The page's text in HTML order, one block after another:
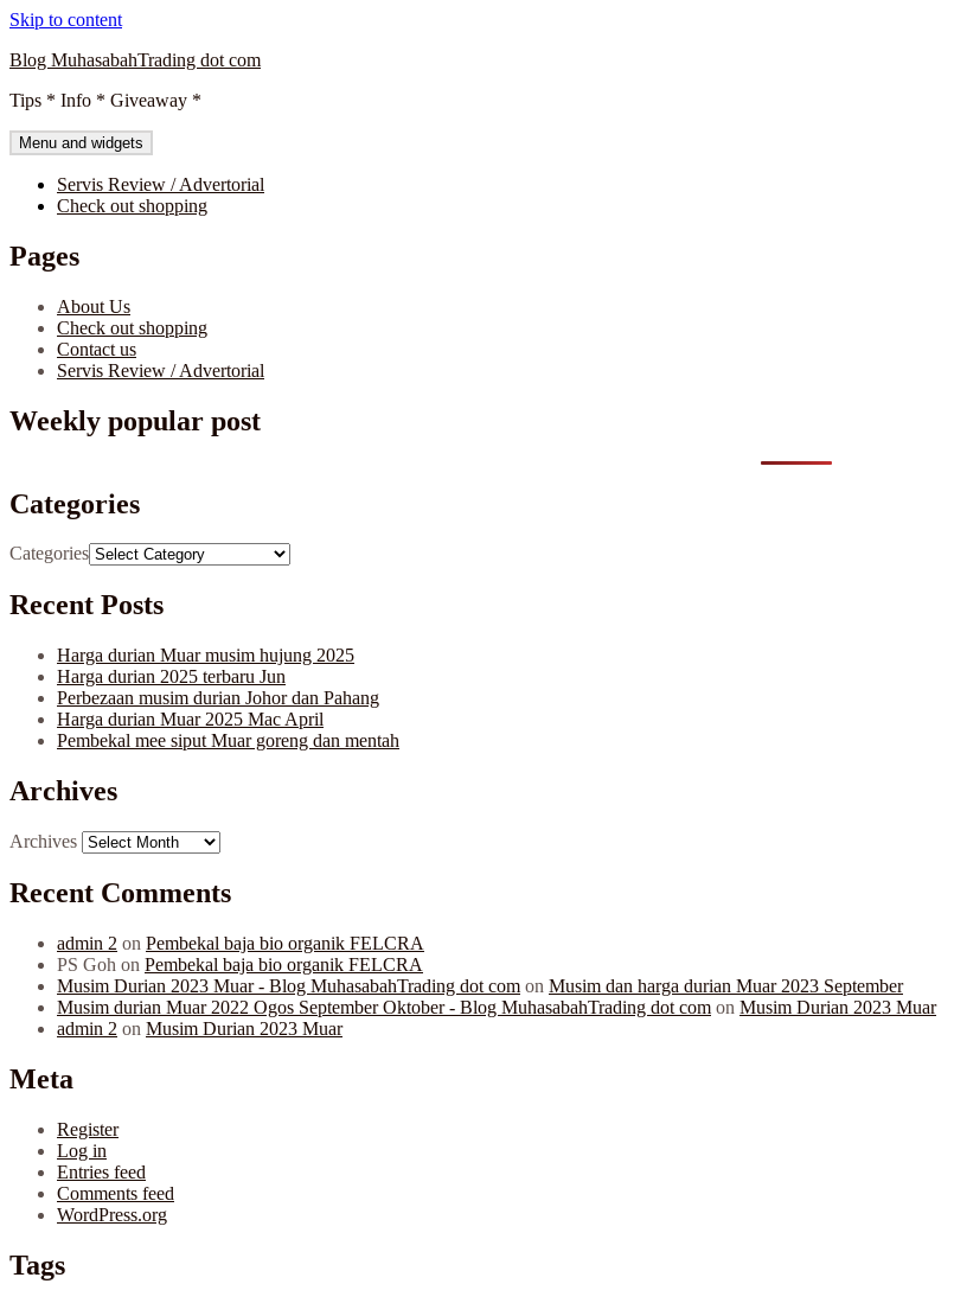
Skip to content
Blog MuhasabahTrading dot com
Tips * Info * Giveaway *
Menu and widgets
Servis Review / Advertorial
Check out shopping
Pages
About Us
Check out shopping
Contact us
Servis Review / Advertorial
Weekly popular post
Categories
Categories
Recent Posts
Harga durian Muar musim hujung 2025
Harga durian 2025 terbaru Jun
Perbezaan musim durian Johor dan Pahang
Harga durian Muar 2025 Mac April
Pembekal mee siput Muar goreng dan mentah
Archives
Archives
Recent Comments
admin 2 on Pembekal baja bio organik FELCRA
PS Goh on Pembekal baja bio organik FELCRA
Musim Durian 2023 Muar - Blog MuhasabahTrading dot com on Musim dan harga durian Muar 2023 September
Musim durian Muar 2022 Ogos September Oktober - Blog MuhasabahTrading dot com on Musim Durian 2023 Muar
admin 2 on Musim Durian 2023 Muar
Meta
Register
Log in
Entries feed
Comments feed
WordPress.org
Tags